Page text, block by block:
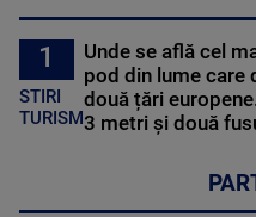
1
STIRI
TURISM
Unde se află cel
pod din lume care
două țări
3 metri și două